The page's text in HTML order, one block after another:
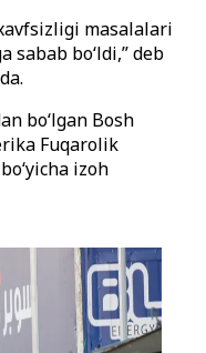
masalalari
bo‘ldi,” deb
bo‘lgan Bosh
Fuqarolik
izoh